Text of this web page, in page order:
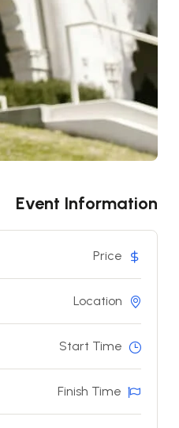
Event Information
Price
Location
Start Time
Finish Time